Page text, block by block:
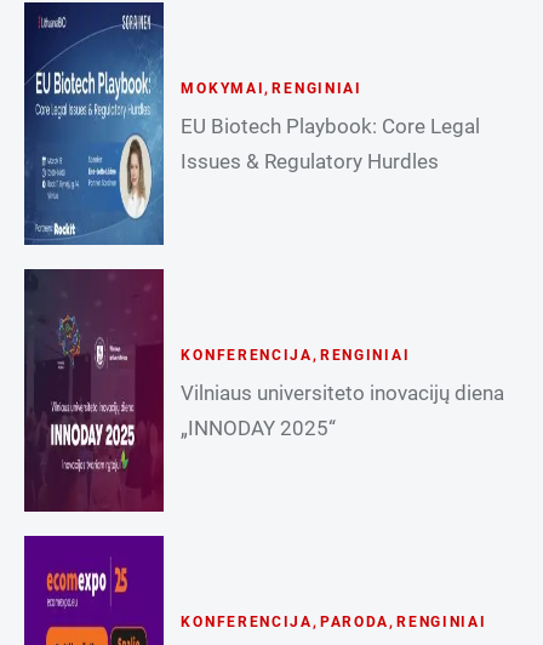
MOKYMAI ,RENGINIAI
EU Biotech Playbook: Core Legal
Issues & Regulatory Hurdles
KONFERENCIJA , RENGINIAI
Vilniaus universiteto inovacijų diena
„INNODAY 2025“
KONFERENCIJA , PARODA ,RENGINIAI